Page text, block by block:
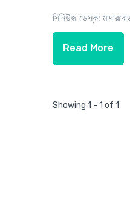
সিনিউজ ডেস্ক:
Read More
Showing 1 - 1 of 1